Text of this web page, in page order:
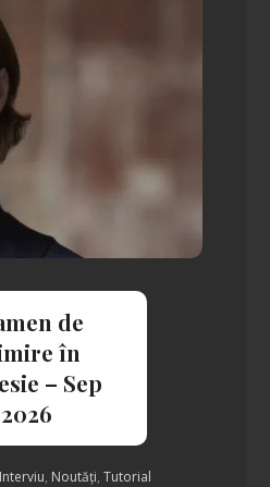
de
în
– Sep
2026
Interviu, Noutăți, Tutorial